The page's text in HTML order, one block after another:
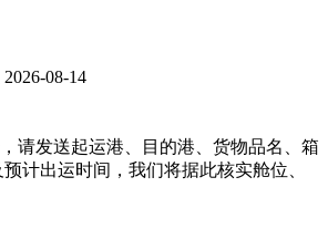
08-14
请发送起运港、目的港、货物品名、箱
计出运时间，我们将据此核实舱位、